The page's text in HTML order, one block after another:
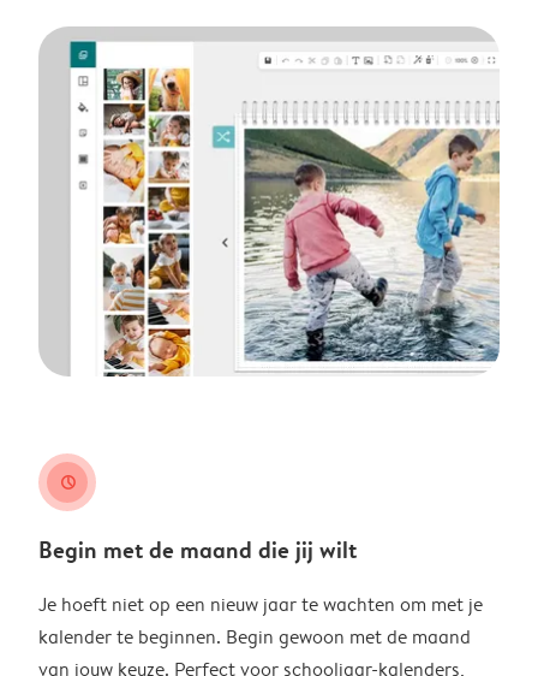
clock
Begin met de maand die jij wilt
Je hoeft niet op een nieuw jaar te wachten om met je
kalender te beginnen. Begin gewoon met de maand
van jouw keuze. Perfect voor schooljaar-kalenders,